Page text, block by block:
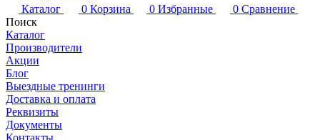
Каталог
0 Корзина 0 Избранные 0 Сравнение
Поиск
Каталог
Производители
Акции
Блог
Выездные тренинги
Доставка и оплата
Реквизиты
Документы
Контакты